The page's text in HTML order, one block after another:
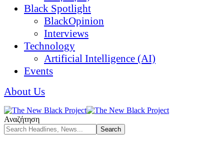
Black Spotlight
BlackOpinion
Interviews
Technology
Artificial Intelligence (AI)
Events
About Us
Αναζήτηση